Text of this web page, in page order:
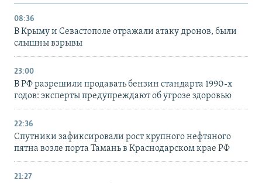
08:36
В Крыму и Севастополе отражали атаку дронов, были
слышны взрывы
23:00
В РФ разрешили продавать бензин стандарта 1990-х
годов: эксперты предупреждают об угрозе здоровью
22:36
Спутники зафиксировали рост крупного нефтяного
пятна возле порта Тамань в Краснодарском крае РФ
21:27